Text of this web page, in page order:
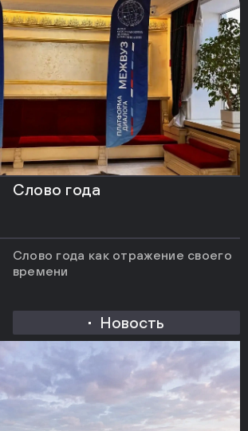
Слово года
Слово года как отражение своего
времени
Новость